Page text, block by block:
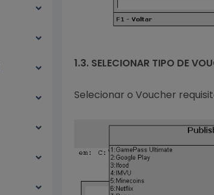
1.3. SELECIONAR TIPO DE
Selecionar o Voucher